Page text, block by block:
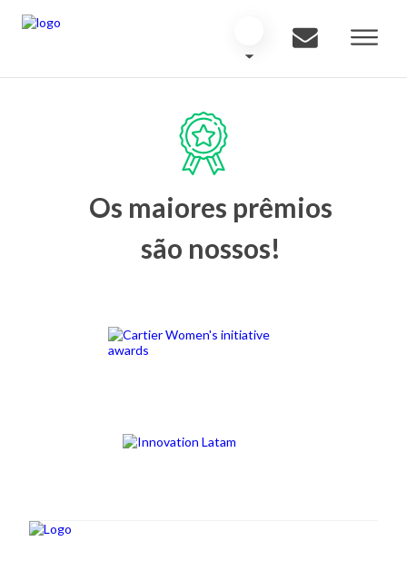
Os maiores prêmios
são nossos!